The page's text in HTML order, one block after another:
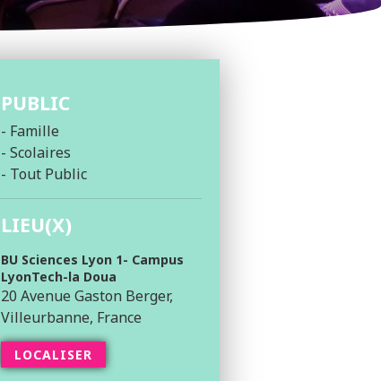
PUBLIC
- Famille
- Scolaires
- Tout Public
LIEU(X)
BU Sciences Lyon 1- Campus
LyonTech-la Doua
20 Avenue Gaston Berger,
Villeurbanne, France
LOCALISER